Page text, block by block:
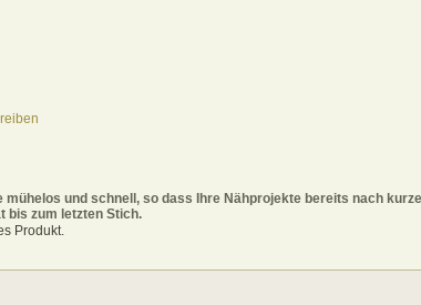
mühelos und schnell, so dass Ihre Nähprojekte bereits nach
bis zum letzten Stich.
Produkt.